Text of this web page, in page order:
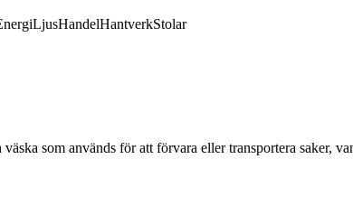
LjusHandelHantverkStolar
som används för att förvara eller transportera saker,